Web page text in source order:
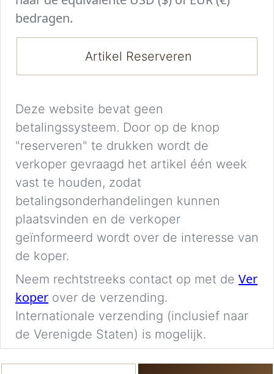
bedragen.
Artikel Reserveren
Deze website bevat geen
betalingssysteem. Door op de knop
"reserveren" te drukken wordt de
verkoper gevraagd het artikel één week
vast te houden, zodat
betalingsonderhandelingen kunnen
plaatsvinden en de verkoper
geïnformeerd wordt over de interesse van
de koper.
Neem rechtstreeks contact op met de Ver
koper over de verzending.
Internationale verzending (inclusief naar
de Verenigde Staten) is mogelijk.